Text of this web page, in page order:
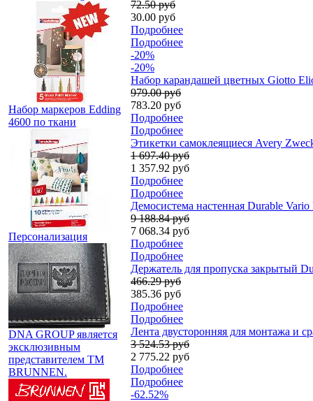
Набор маркеров Edding
4600 по ткани
Персонализация
DNA GROUP является
эксклюзивным
представителем TM
BRUNNEN.
72.50 руб
30.00 руб
Подробнее
Подробнее
-20%
-20%
Набор карандашей цветных Giotto
979.00 руб
783.20 руб
Подробнее
Подробнее
Этикетки самоклеящиеся Avery
1 697.40 руб
1 357.92 руб
Подробнее
Подробнее
Демосистема настенная Durable
9 188.84 руб
7 068.34 руб
Подробнее
Подробнее
Держатель для пропуска закрытый
466.29 руб
385.36 руб
Подробнее
Подробнее
Лента двусторонняя для монтажа и
3 524.53 руб
2 775.22 руб
Подробнее
Подробнее
-62.52%